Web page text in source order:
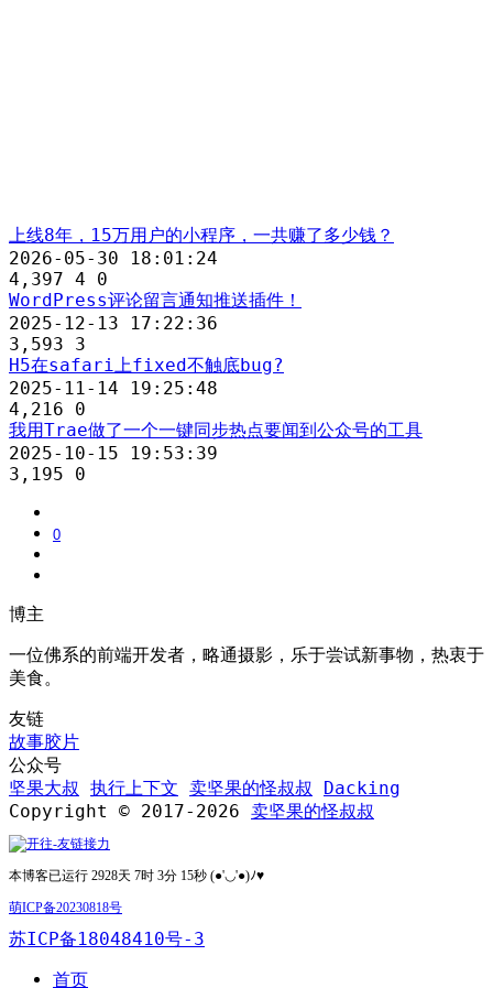
上线8年，15万用户的小程序，一共赚了多少钱？
2026-05-30 18:01:24
4,397 4 0
WordPress评论留言通知推送插件！
2025-12-13 17:22:36
3,593 3
H5在safari上fixed不触底bug?
2025-11-14 19:25:48
4,216 0
我用Trae做了一个一键同步热点要闻到公众号的工具
2025-10-15 19:53:39
3,195 0
0
博主
一位佛系的前端开发者，略通摄影，乐于尝试新事物，热衷于
美食。
友链
故事胶片
公众号
坚果大叔 执行上下文 卖坚果的怪叔叔
Dacking
Copyright © 2017-2026 卖坚果的怪叔叔
本博客已运行 2928天 7时 3分 15秒 (●'◡'●)ﾉ♥
萌ICP备20230818号
苏ICP备18048410号-3
首页